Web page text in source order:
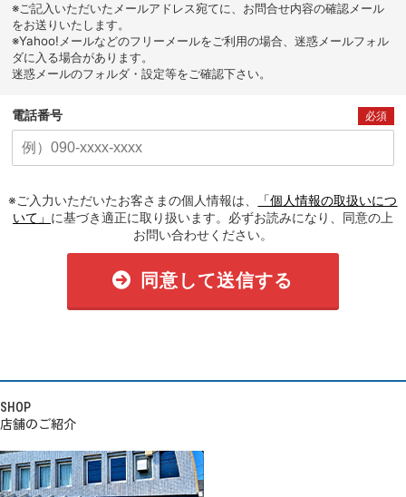
※ご記入いただいたメールアドレス宛てに、お問合せ内容の確認メール
をお送りいたします。
※Yahoo!メールなどのフリーメールをご利用の場合、迷惑メールフォル
ダに入る場合があります。
迷惑メールのフォルダ・設定等をご確認下さい。
電話番号 必須
※ご入力いただいたお客さまの個人情報は、
「個人情報の取扱いにつ
いて」 に基づき適正に取り扱います。必ずお読みになり、同意の上
お問い合わせください。
同意して送信する
SHOP
店舗のご紹介